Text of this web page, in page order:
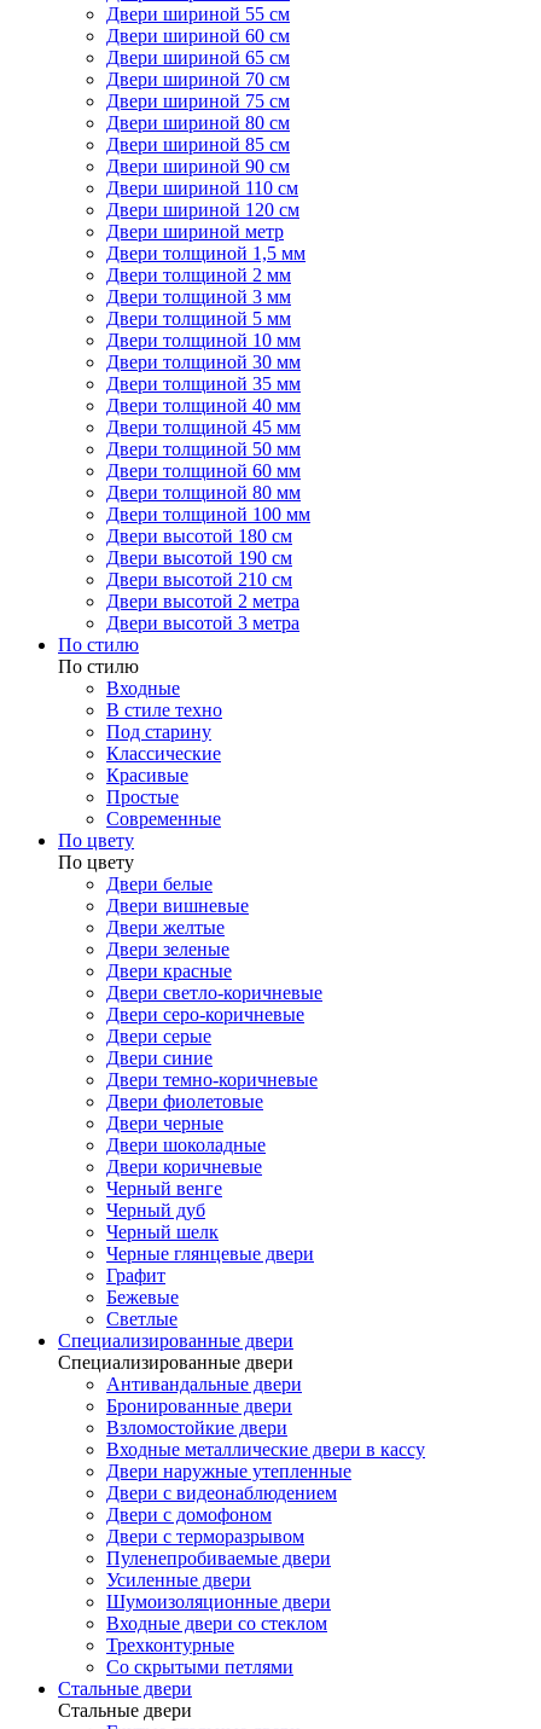
Двери шириной 55 см
Двери шириной 60 см
Двери шириной 65 см
Двери шириной 70 см
Двери шириной 75 см
Двери шириной 80 см
Двери шириной 85 см
Двери шириной 90 см
Двери шириной 110 см
Двери шириной 120 см
Двери шириной метр
Двери толщиной 1,5 мм
Двери толщиной 2 мм
Двери толщиной 3 мм
Двери толщиной 5 мм
Двери толщиной 10 мм
Двери толщиной 30 мм
Двери толщиной 35 мм
Двери толщиной 40 мм
Двери толщиной 45 мм
Двери толщиной 50 мм
Двери толщиной 60 мм
Двери толщиной 80 мм
Двери толщиной 100 мм
Двери высотой 180 см
Двери высотой 190 см
Двери высотой 210 см
Двери высотой 2 метра
Двери высотой 3 метра
По стилю
По стилю
Входные
В стиле техно
Под старину
Классические
Красивые
Простые
Современные
По цвету
По цвету
Двери белые
Двери вишневые
Двери желтые
Двери зеленые
Двери красные
Двери светло-коричневые
Двери серо-коричневые
Двери серые
Двери синие
Двери темно-коричневые
Двери фиолетовые
Двери черные
Двери шоколадные
Двери коричневые
Черный венге
Черный дуб
Черный шелк
Черные глянцевые двери
Графит
Бежевые
Светлые
Специализированные двери
Специализированные двери
Антивандальные двери
Бронированные двери
Взломостойкие двери
Входные металлические двери в кассу
Двери наружные утепленные
Двери с видеонаблюдением
Двери с домофоном
Двери с терморазрывом
Пуленепробиваемые двери
Усиленные двери
Шумоизоляционные двери
Входные двери со стеклом
Трехконтурные
Со скрытыми петлями
Стальные двери
Стальные двери